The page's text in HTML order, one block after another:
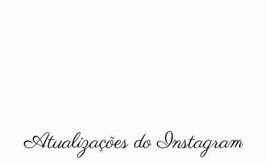
Atualizações do Instagram